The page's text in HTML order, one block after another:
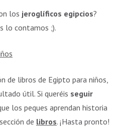
los jeroglíficos egipcios?
lo contamos ;).
de libros de Egipto para niños,
útil. Si queréis seguir
los peques aprendan historia
de libros. ¡Hasta pronto!